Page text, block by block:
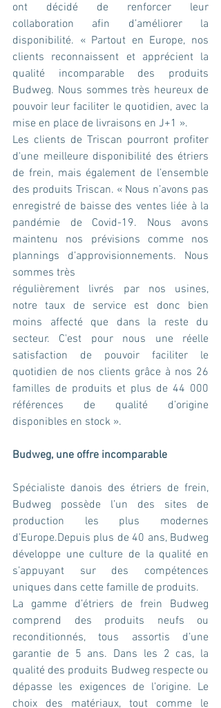
ont décidé de renforcer leur
collaboration afin d’améliorer la
disponibilité. « Partout en Europe, nos
clients reconnaissent et apprécient la
qualité incomparable des produits
Budweg. Nous sommes très heureux de
pouvoir leur faciliter le quotidien, avec la
mise en place de livraisons en J+1 ».
Les clients de Triscan pourront profiter
d'une meilleure disponibilité des étriers
de frein, mais également de l’ensemble
des produits Triscan. « Nous n’avons pas
enregistré de baisse des ventes liée à la
pandémie de Covid-19. Nous avons
maintenu nos prévisions comme nos
plannings d’approvisionnements. Nous
sommes très
régulièrement livrés par nos usines,
notre taux de service est donc bien
moins affecté que dans la reste du
secteur. C'est pour nous une réelle
satisfaction de pouvoir faciliter le
quotidien de nos clients grâce à nos 26
familles de produits et plus de 44 000
références de qualité d’origine
disponibles en stock ».
Budweg, une offre incomparable
Spécialiste danois des étriers de frein,
Budweg possède l’un des sites de
production les plus modernes
d’Europe.Depuis plus de 40 ans, Budweg
développe une culture de la qualité en
s’appuyant sur des compétences
uniques dans cette famille de produits.
La gamme d’étriers de frein Budweg
comprend des produits neufs ou
reconditionnés, tous assortis d’une
garantie de 5 ans. Dans les 2 cas, la
qualité des produits Budweg respecte ou
dépasse les exigences de l’origine. Le
choix des matériaux, tout comme le